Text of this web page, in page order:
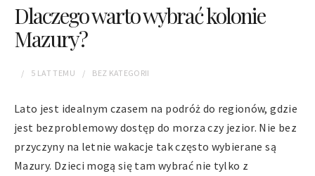
Dlaczego warto wybrać kolonie
Mazury?
5 LAT TEMU BEZ KATEGORII
Lato jest idealnym czasem na podróż do regionów, gdzie
jest bezproblemowy dostęp do morza czy jezior. Nie bez
przyczyny na letnie wakacje tak często wybierane są
Mazury. Dzieci mogą się tam wybrać nie tylko z